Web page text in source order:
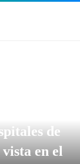
de
en el